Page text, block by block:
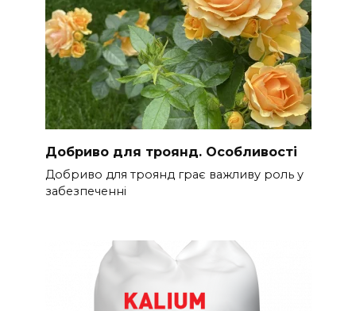
Добриво для троянд. Особливості
Добриво для троянд грає важливу роль у
забезпеченні